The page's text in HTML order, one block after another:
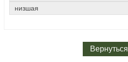
низшая
Вернуться